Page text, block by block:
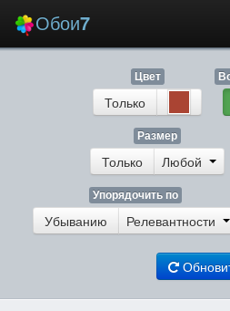
Обои7
Заставки
Цвет
Только
Размер
Только Любой
Упорядочить по
Убыванию Релевантности